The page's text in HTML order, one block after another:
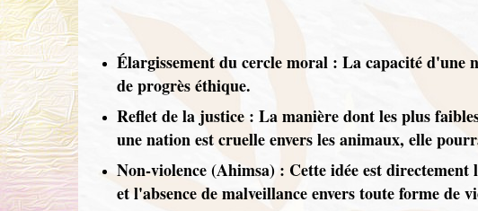
Élargissement du cercle moral : La capacité d'une
de progrès éthique.
Reflet de la justice : La manière dont les plus
une nation est cruelle envers les animaux, elle
Non-violence (Ahimsa) : Cette idée est
et l'absence de malveillance envers toute forme de